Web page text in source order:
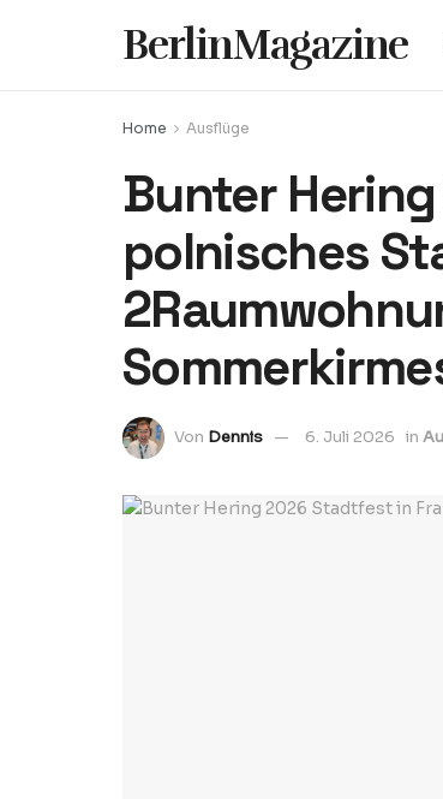
BerlinMagazine
Home Ausflüge
Bunter
polnisches
Von Dennis 6. Juli 2026 in